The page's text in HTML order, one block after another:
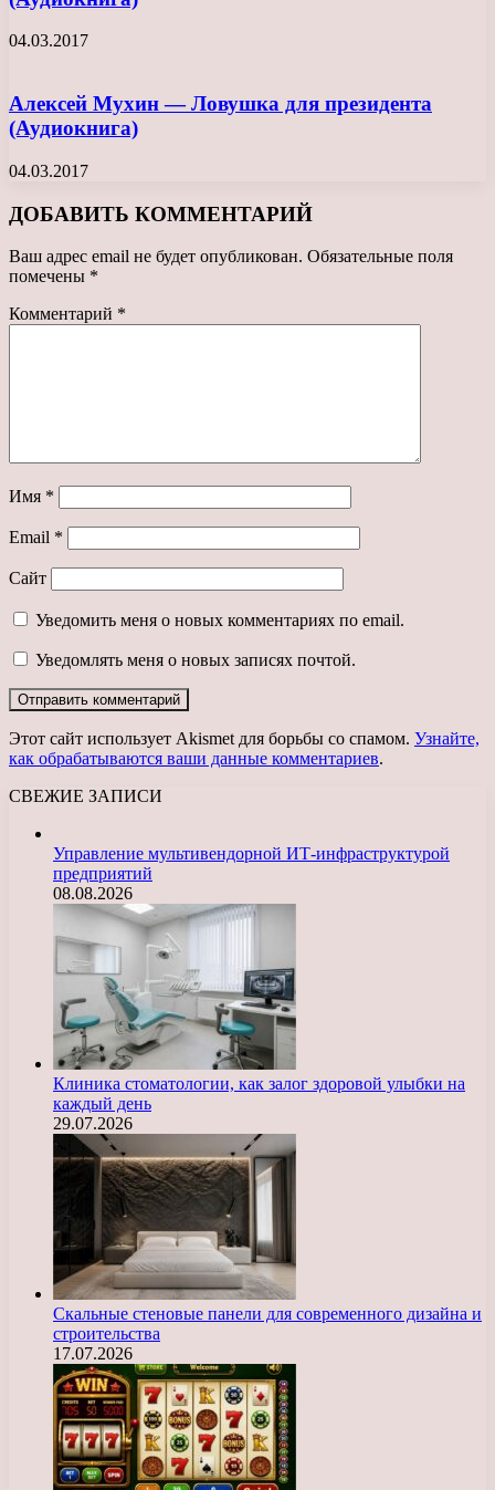
04.03.2017
Алексей Мухин — Ловушка для президента
(Аудиокнига)
04.03.2017
ДОБАВИТЬ КОММЕНТАРИЙ
Ваш адрес email не будет опубликован. Обязательные поля
помечены *
Комментарий *
Имя *
Email *
Сайт
Уведомить меня о новых комментариях по email.
Уведомлять меня о новых записях почтой.
Этот сайт использует Akismet для борьбы со спамом. Узнайте,
как обрабатываются ваши данные комментариев.
СВЕЖИЕ ЗАПИСИ
Управление мультивендорной ИТ-инфраструктурой
предприятий
08.08.2026
Клиника стоматологии, как залог здоровой улыбки на
каждый день
29.07.2026
Скальные стеновые панели для современного дизайна и
строительства
17.07.2026